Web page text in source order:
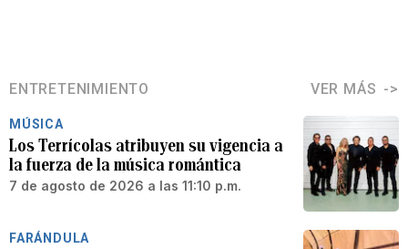
ENTRETENIMIENTO VER MÁS
MÚSICA
Los Terrícolas atribuyen su vigencia a
la fuerza de la música romántica
7 de agosto de 2026 a las 11:10 p.m.
FARÁNDULA